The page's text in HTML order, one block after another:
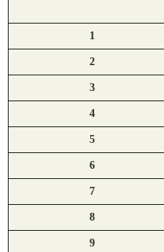
1
2
3
4
5
6
7
8
9